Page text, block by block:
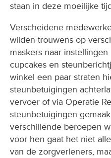
staan in deze moeilijke
Verscheidene
wilden trouwens op
maskers naar
cupcakes en
winkel een paar straten
steunbetuigingen
vervoer of via Operatie
steunbetuigingen
verschillende beroepen
voor hen gaat het niet
van de zorgverleners,